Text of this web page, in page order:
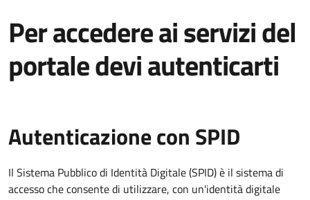
Per accedere ai servizi del
portale devi autenticarti
Autenticazione con SPID
Il Sistema Pubblico di Identità Digitale (SPID) è il sistema di
accesso che consente di utilizzare, con un'identità digitale